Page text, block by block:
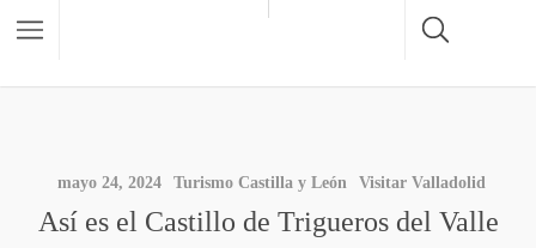
mayo 24, 2024 Turismo Castilla y León Visitar Valladolid
Así es el Castillo de Trigueros del Valle